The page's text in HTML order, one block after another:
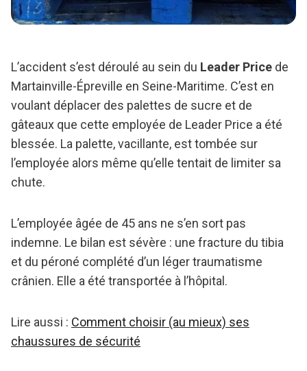
L’accident s’est déroulé au sein du Leader Price de
Martainville-Épreville en Seine-Maritime. C’est en
voulant déplacer des palettes de sucre et de
gâteaux que cette employée de Leader Price a été
blessée. La palette, vacillante, est tombée sur
l’employée alors même qu’elle tentait de limiter sa
chute.
L’employée âgée de 45 ans ne s’en sort pas
indemne. Le bilan est sévère : une fracture du tibia
et du péroné complété d’un léger traumatisme
crânien. Elle a été transportée à l’hôpital.
Lire aussi : Comment choisir (au mieux) ses
chaussures de sécurité